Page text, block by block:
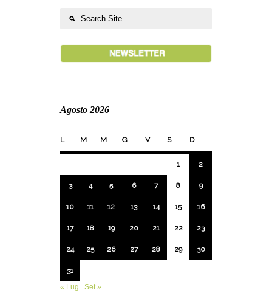
Agosto 2026
L M M G V S D
1 2
3 4 5 6 7 8 9
10 11 12 13 14 15 16
17 18 19 20 21 22 23
24 25 26 27 28 29 30
31
« Lug
Set »